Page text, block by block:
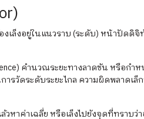
งเล็งอยู่ในแนวราบ (ระดับ) หน้าปัด
คำนวณระยะทางลาดชัน หรือกำ
รวัดระดับระยะไกล ความผิดพลาด
วหาค่าเฉลี่ย หรือเล็งไปยังจุดที่ทรา